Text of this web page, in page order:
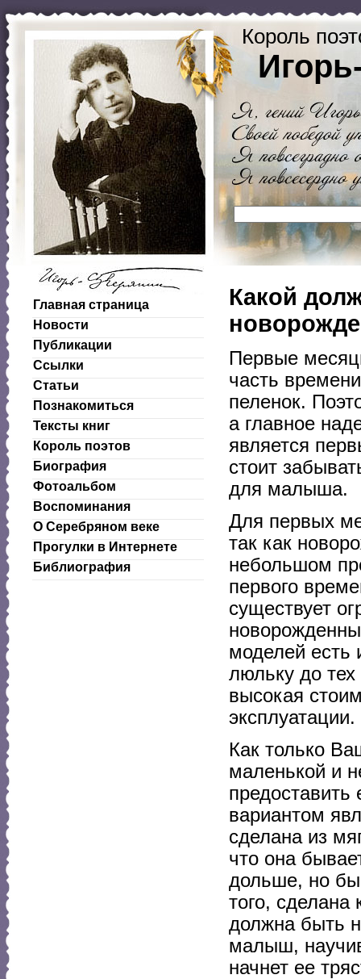
Король
Главная страница
Новости
Публикации
Ссылки
Статьи
Познакомиться
Тексты книг
Король поэтов
Биография
Фотоальбом
Воспоминания
О Серебряном веке
Прогулки в Интернете
Библиография
Какой
Первые
часть
пеленок.
а главное
является
стоит
для малыша.
Для первых
так как
небольшом
первого
существует
моделей есть
люльку до
высокая
эксплуатации.
Как только
маленькой и
вариантом
сделана из
что она
дольше, но
того, сделана
должна быть
малыш,
начнет ее